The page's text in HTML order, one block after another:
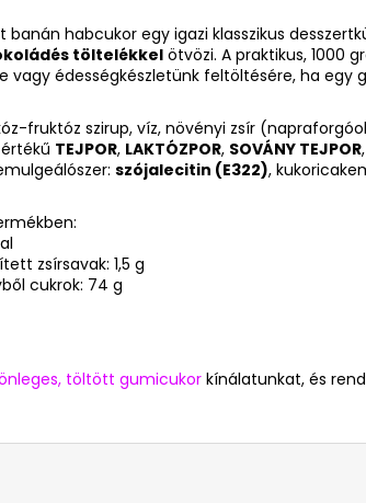
banán habcukor egy igazi klasszikus
töltelékkelötvözi. A praktikus, 1000
vagy édességkészletünk feltöltésére, ha egy
fruktóz szirup, víz, növényi zsír
TEJPOR, LAKTÓZPOR, SOVÁNY TEJPOR
szójalecitin (E322),
zsírsavak: 1,5 g
cukrok: 74 g
töltött gumicukorkínálatunkat, és